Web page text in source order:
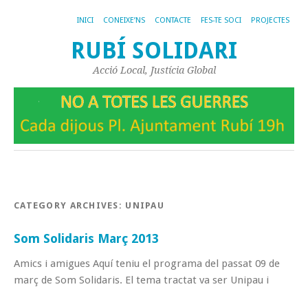
INICI CONEIXE’NS CONTACTE FES-TE SOCI PROJECTES
RUBÍ SOLIDARI
Acció Local, Justícia Global
CATEGORY ARCHIVES: UNIPAU
Som Solidaris Març 2013
Amics i amigues Aquí teniu el programa del passat 09 de
març de Som Solidaris. El tema tractat va ser Unipau i